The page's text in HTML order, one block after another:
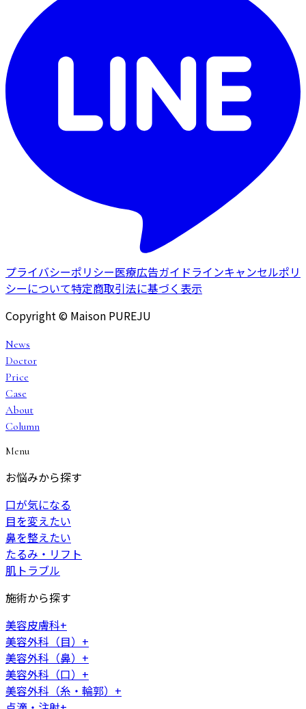
プライバシーポリシー医療広告ガイドラインキャンセルポリ
シーについて特定商取引法に基づく表示
Copyright © Maison PUREJU
News
Doctor
Price
Case
About
Column
Menu
お悩みから探す
口が気になる
目を変えたい
鼻を整えたい
たるみ・リフト
肌トラブル
施術から探す
美容皮膚科+
美容外科（目） +
美容外科（鼻） +
美容外科（口） +
美容外科（糸・輪郭） +